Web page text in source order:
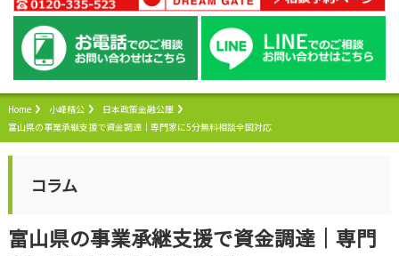
Home 小峰精公
日本政策金融公庫
富山県の事業承継支援で資金調達｜専門家に5分無料相談全国対応
コラム
富山県の事業承継支援で資金調達｜専門